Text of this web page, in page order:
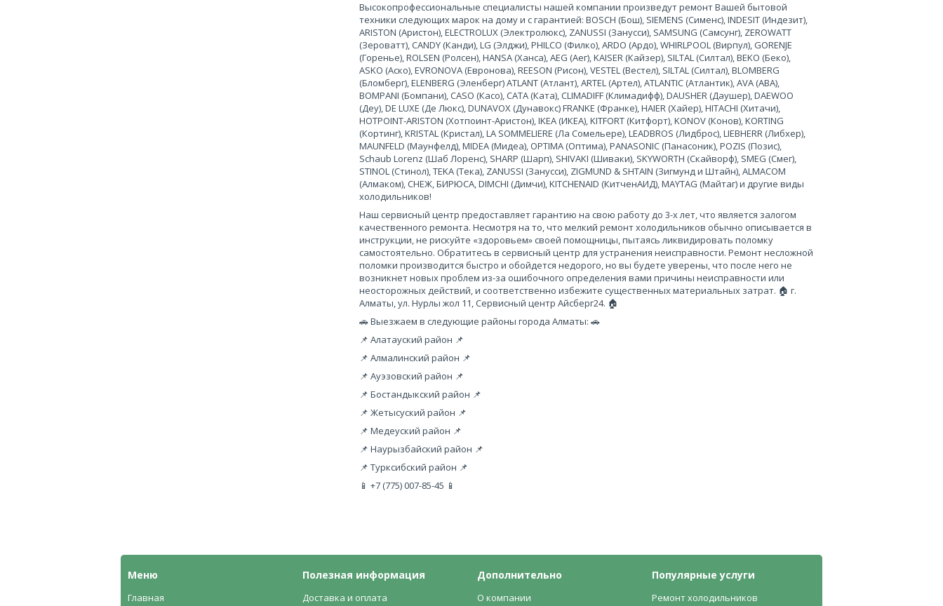
Высокопрофессиональные специалисты нашей компании произведут ремонт Вашей бытовой
техники следующих марок на дому и с гарантией: BOSCH (Бош), SIEMENS (Сименс), INDESIT (Индезит),
ARISTON (Аристон), ELECTROLUX (Электролюкс), ZANUSSI (Занусси), SAMSUNG (Самсунг), ZEROWATT
(Зероватт), CANDY (Канди), LG (Элджи), PHILCO (Филко), ARDO (Ардо), WHIRLPOOL (Вирпул), GORENJE
(Горенье), ROLSEN (Ролсен), HANSA (Ханса), AEG (Аег), KAISER (Кайзер), SILTAL (Силтал), BEKO (Беко),
ASKO (Аско), EVRONOVA (Евронова), REESON (Рисон), VESTEL (Вестел), SILTAL (Силтал), BLOMBERG
(Бломберг), ELENBERG (Эленберг) ATLANT (Атлант), ARTEL (Артел), ATLANTIC (Атлантик), AVA (АВА),
BOMPANI (Бомпани), CASO (Касо), CATA (Ката), CLIMADIFF (Климадифф), DAUSHER (Даушер), DAEWOO
(Деу), DE LUXE (Де Люкс), DUNAVOX (Дунавокс) FRANKE (Франке), HAIER (Хайер), HITACHI (Хитачи),
HOTPOINT-ARISTON (Хотпоинт-Аристон), IKEA (ИКЕА), KITFORT (Китфорт), KONOV (Конов), KORTING
(Кортинг), KRISTAL (Кристал), LA SOMMELIERE (Ла Сомельере), LEADBROS (Лидброс), LIEBHERR (Либхер),
MAUNFELD (Маунфелд), MIDEA (Мидеа), OPTIMA (Оптима), PANASONIC (Панасоник), POZIS (Позис),
Schaub Lorenz (Шаб Лоренс), SHARP (Шарп), SHIVAKI (Шиваки), SKYWORTH (Скайворф), SMEG (Смег),
STINOL (Стинол), TEKA (Тека), ZANUSSI (Занусси), ZIGMUND & SHTAIN (Зигмунд и Штайн), ALMACOM
(Алмаком), СНЕЖ, БИРЮСА, DIMCHI (Димчи), KITCHENAID (КитченАИД), MAYTAG (Майтаг) и другие виды
холодильников!
Наш сервисный центр предоставляет гарантию на свою работу до 3-х лет, что является залогом
качественного ремонта. Несмотря на то, что мелкий ремонт холодильников обычно описывается в
инструкции, не рискуйте «здоровьем» своей помощницы, пытаясь ликвидировать поломку
самостоятельно. Обратитесь в сервисный центр для устранения неисправности. Ремонт несложной
поломки производится быстро и обойдется недорого, но вы будете уверены, что после него не
возникнет новых проблем из-за ошибочного определения вами причины неисправности или
неосторожных действий, и соответственно избежите существенных материальных затрат. 🏠 г.
Алматы, ул. Нурлы жол 11, Сервисный центр Айсберг24. 🏠
🚗 Выезжаем в следующие районы города Алматы: 🚗
📌 Алатауский район 📌
📌 Алмалинский район 📌
📌 Ауэзовский район 📌
📌 Бостандыкский район 📌
📌 Жетысуский район 📌
📌 Медеуский район 📌
📌 Наурызбайский район 📌
📌 Турксибский район 📌
📱 +7 (775) 007-85-45 📱
Меню
Главная
Полезная информация
Доставка и оплата
Дополнительно
О компании
Популярные услуги
Ремонт холодильников